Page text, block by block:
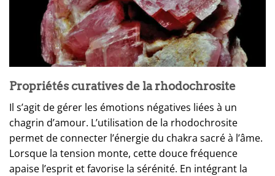
Propriétés curatives de la rhodochrosite
Il s’agit de gérer les émotions négatives liées à un
chagrin d’amour. L’utilisation de la rhodochrosite
permet de connecter l’énergie du chakra sacré à l’âme.
Lorsque la tension monte, cette douce fréquence
apaise l’esprit et favorise la sérénité. En intégrant la